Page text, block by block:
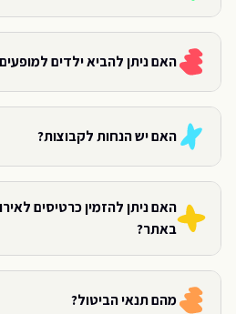
האם ניתן להביא ילדים
האם יש הנחות לקבוצות?
האם ניתן להזמין כרטיסים
באתר?
מהם תנאי הביטול?